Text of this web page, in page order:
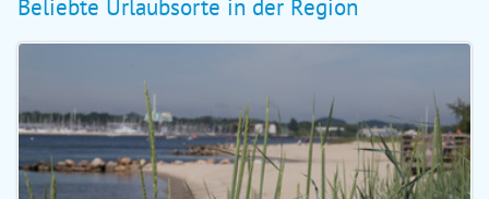
Beliebte Urlaubsorte in der Region